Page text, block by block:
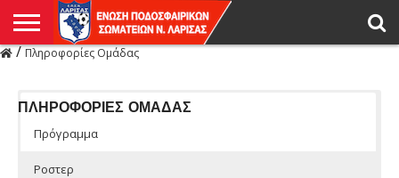
Η
/Πληροφορίες Ομάδας
ΠΛΗΡΟΦΟΡΙΕΣ ΟΜΑΔΑΣ
Πρόγραμμα
Ροστερ